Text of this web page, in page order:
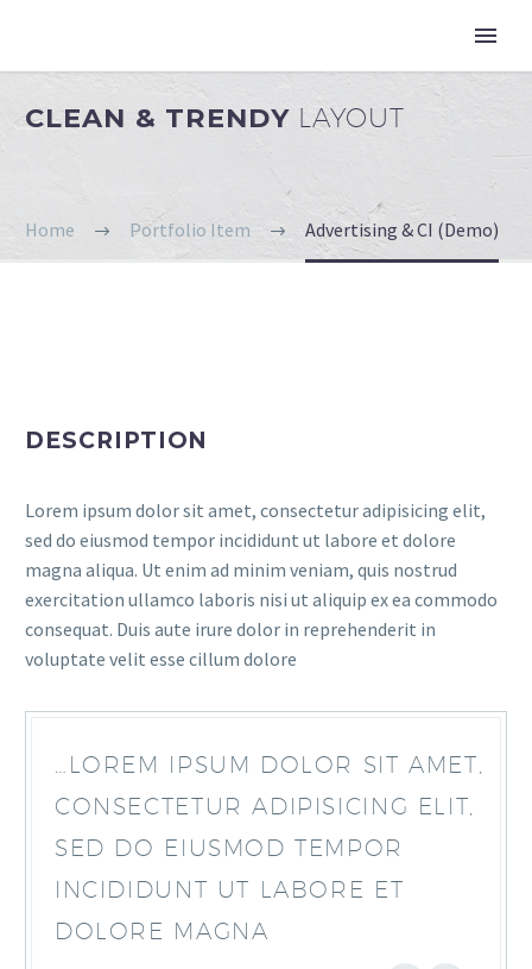
CLEAN & TRENDY LAYOUT
Home Portfolio Item Advertising & CI (Demo)
DESCRIPTION
Lorem ipsum dolor sit amet, consectetur adipisicing elit,
sed do eiusmod tempor incididunt ut labore et dolore
magna aliqua. Ut enim ad minim veniam, quis nostrud
exercitation ullamco laboris nisi ut aliquip ex ea commodo
consequat. Duis aute irure dolor in reprehenderit in
voluptate velit esse cillum dolore
…LOREM IPSUM DOLOR SIT AMET,
CONSECTETUR ADIPISICING ELIT,
SED DO EIUSMOD TEMPOR
INCIDIDUNT UT LABORE ET
DOLORE MAGNA